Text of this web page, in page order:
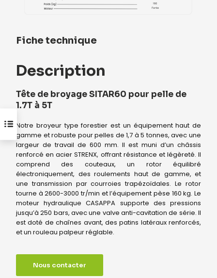
Fiche technique
Description
Tête de broyage SITAR60 pour pelle de
1.7T à 5T
Notre broyeur type forestier est un équipement haut de
gamme et robuste pour pelles de 1,7 à 5 tonnes, avec une
largeur de travail de 600 mm. Il est muni d’un châssis
renforcé en acier STRENX, offrant résistance et légèreté. Il
comprend des couteaux, un rotor équilibré
électroniquement, des roulements haut de gamme, et
une transmission par courroies trapézoïdales. Le rotor
tourne à 2600-3000 tr/min et l’équipement pèse 160 kg. Le
moteur hydraulique CASAPPA supporte des pressions
jusqu’à 250 bars, avec une valve anti-cavitation de série. Il
est doté de chaînes avant, des patins latéraux renforcés,
et un rouleau palpeur réglable.
Nous contacter